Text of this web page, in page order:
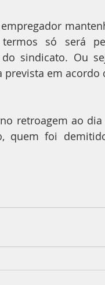
só será
sindicato. Ou
prevista em acordo
retroagem ao
quem foi